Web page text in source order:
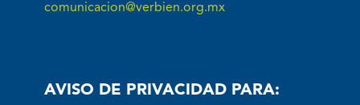
comunicacion@verbien.org.mx
AVISO DE PRIVACIDAD PARA: